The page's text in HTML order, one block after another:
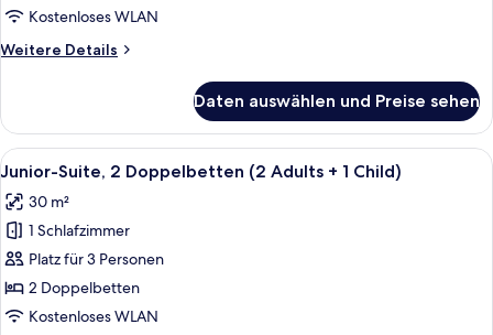
anzeigen
Kostenloses WLAN
Weitere Details
Weitere
Suite,
2 Doppelbetten
Daten auswählen und Preise sehen
Alle
Fotos
für
Junior-
Suite,
2 Doppelbetten
(2
Ein modernes Hotelzimmer mit einer
4
Junior-Suite, 2 Doppelbetten (2 Adults + 1 Child)
30 m²
1 Schlafzimmer
Platz für 3 Personen
2 Doppelbetten
Kostenloses WLAN